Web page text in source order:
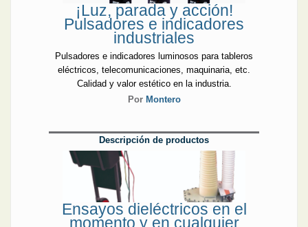
¡Luz, parada y acción!
Pulsadores e indicadores
industriales
Pulsadores e indicadores luminosos para tableros
eléctricos, telecomunicaciones, maquinaria, etc.
Calidad y valor estético en la industria.
Por Montero
Descripción de productos
Ensayos dieléctricos en el
momento y en cualquier